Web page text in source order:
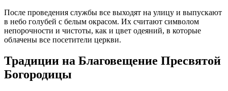
После проведения службы все выходят на улицу и выпускают
в небо голубей с белым окрасом. Их считают символом
непорочности и чистоты, как и цвет одеяний, в которые
облачены все посетители церкви.
Традиции на Благовещение Пресвятой
Богородицы